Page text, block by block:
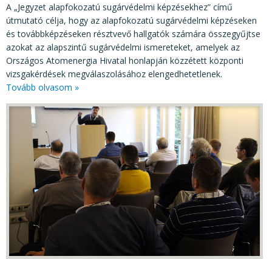
A „Jegyzet alapfokozatú sugárvédelmi képzésekhez” című
útmutató célja, hogy az alapfokozatú sugárvédelmi képzéseken
és továbbképzéseken résztvevő hallgatók számára összegyűjtse
azokat az alapszintű sugárvédelmi ismereteket, amelyek az
Országos Atomenergia Hivatal honlapján közzétett központi
vizsgakérdések megválaszolásához elengedhetetlenek.
Tovább olvasom »